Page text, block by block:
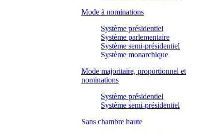
Mode à nominations
Système présidentiel
Système parlementaire
Système semi-présidentiel
Système monarchique
Mode majoritaire, proportionnel et
nominations
Système présidentiel
Système semi-présidentiel
Sans chambre haute